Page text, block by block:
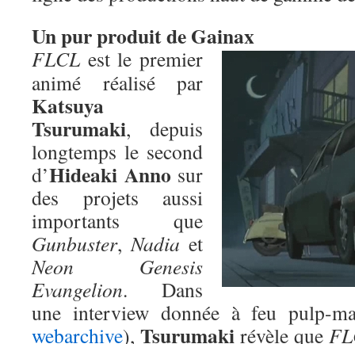
Un pur produit de Gainax
FLCL est le premier
animé réalisé par
Katsuya
Tsurumaki, depuis
longtemps le second
d’Hideaki Anno sur
des projets aussi
importants que
Gunbuster,Nadia et
Neon Genesis
Evangelion. Dans
une interview donnée à feu pulp-
webarchive), Tsurumakirévèle que